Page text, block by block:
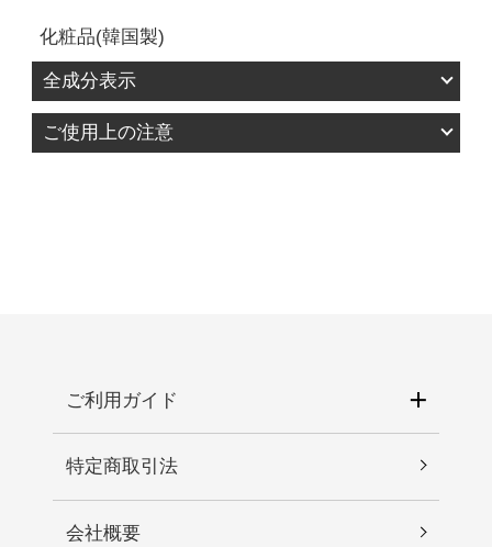
化粧品(韓国製)
全成分表示
水、ポリブチレンテレフタレート、ホウケイ酸
（Ｃａ／Ｎａ）、グリセリン、アクリレーツコポ
チルテトラペプチド－５、アルギニン、アセチル
グルタミン、糖脂質、セラミドＮＰ
ご使用上の注意
肌に直射日光が当たって上記のような異常が現れ
位には使わないでください。3.目に入らないように
注意し、入った時は、すぐに充分に洗い流してく
ださい。4.保管及び取り扱い上の注意 1)直射日光
の当たる場所、極端な高温・低温の場所を避けて
ご利用ガイド
特定商取引法
会社概要